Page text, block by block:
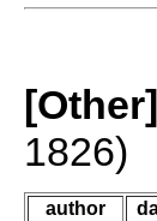
1826)
author